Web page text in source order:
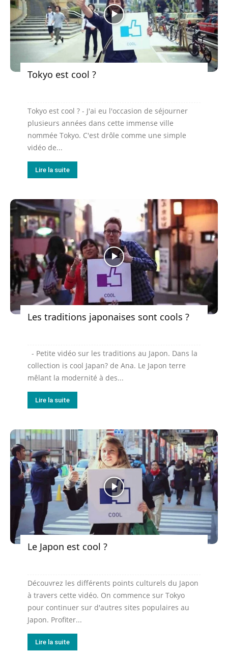
Tokyo est cool ?
Tokyo est cool ? - J'ai eu l'occasion de séjourner
plusieurs années dans cette immense ville
nommée Tokyo. C'est drôle comme une simple
vidéo de...
Lire la suite
Les traditions japonaises sont cools ?
- Petite vidéo sur les traditions au Japon. Dans la
collection is cool Japan? de Ana. Le Japon terre
mêlant la modernité à des...
Lire la suite
Le Japon est cool ?
Découvrez les différents points culturels du Japon
à travers cette vidéo. On commence sur Tokyo
pour continuer sur d'autres sites populaires au
Japon. Profiter...
Lire la suite